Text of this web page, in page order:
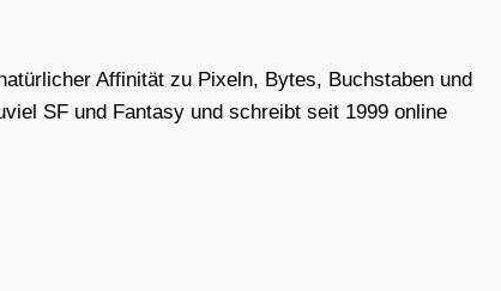
Affinität zu Pixeln, Bytes, Buchstaben und
SF und Fantasy und schreibt seit 1999 online